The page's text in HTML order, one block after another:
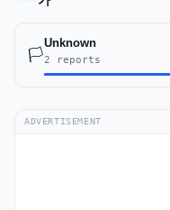
🏳️
Unknown
2 reports
ADVERTISEMENT